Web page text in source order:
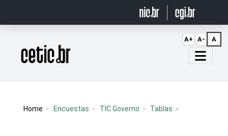
Página inicial
Home Encuestas TIC Governo Tablas
A+ A- A